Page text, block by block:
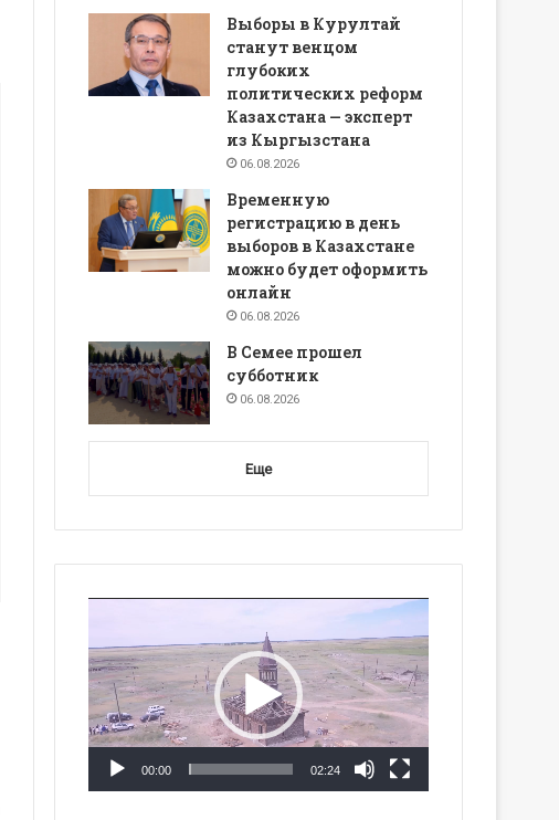
Выборы в Курултай
станут венцом
глубоких
политических реформ
Казахстана — эксперт
из Кыргызстана
06.08.2026
Временную
регистрацию в день
выборов в Казахстане
можно будет оформить
онлайн
06.08.2026
В Семее прошел
субботник
06.08.2026
Еще
00:00 02:24